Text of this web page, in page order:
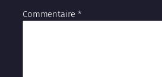
Commentaire*